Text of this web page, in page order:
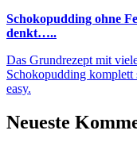
Schokopudding ohne
denkt…..
Das Grundrezept mit
Schokopudding komplett
easy.
Neueste